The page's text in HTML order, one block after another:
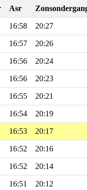
Asr
16:58 20:27
16:57 20:26
16:56 20:24
16:56 20:23
16:55 20:21
16:54 20:19
16:53 20:17
16:52 20:16
16:52 20:14
16:51 20:12